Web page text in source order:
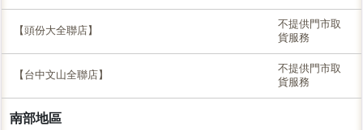
【頭份大全聯店】
不提供門市取
貨服務
【台中文山全聯店】
不提供門市取
貨服務
南部地區